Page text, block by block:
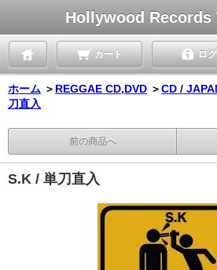
Hollywood Records
カート ロ
ホーム ＞ REGGAE CD,DVD ＞CD /
刀直入
前の商品へ
S.K / 単刀直入